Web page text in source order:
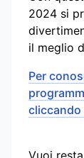
2024 si
il meglio
Per
cliccando